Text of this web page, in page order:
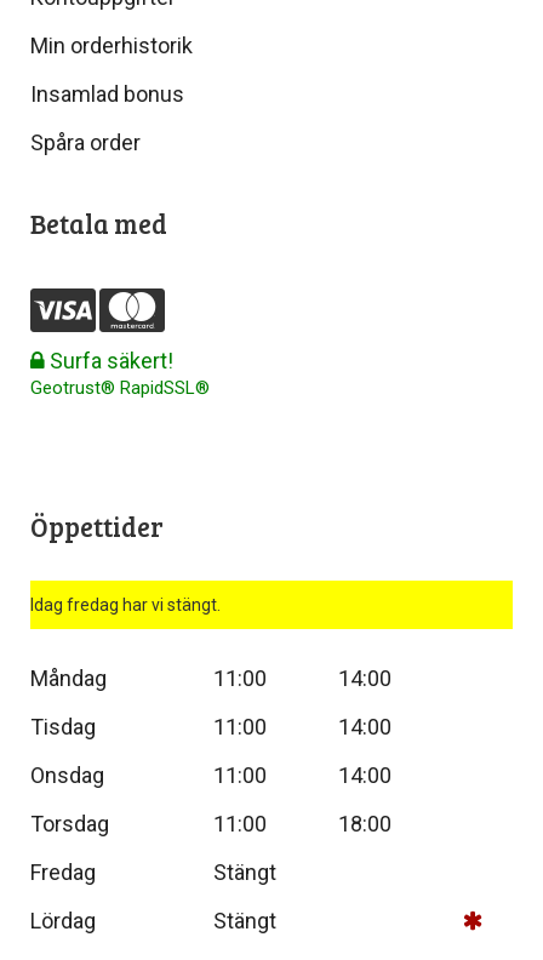
Min orderhistorik
Insamlad bonus
Spåra order
Betala med
Surfa säkert!
Geotrust® RapidSSL®
Öppettider
Idag fredag har vi stängt.
Måndag 11:00
14:00
Tisdag
11:00
14:00
Onsdag
11:00
14:00
Torsdag
11:00
18:00
Fredag
Stängt
Lördag
Stängt